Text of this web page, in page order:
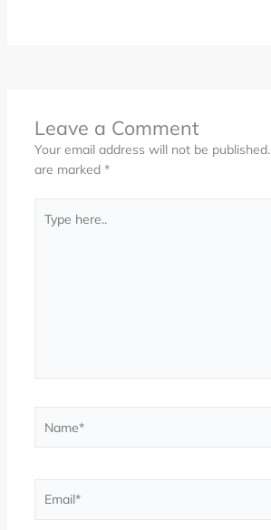
Leave a Comment
Your email address will not be published.
are marked *
here..